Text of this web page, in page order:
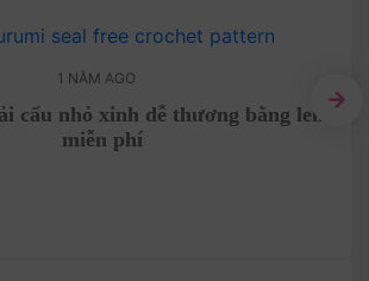
1 NĂM AGO
cẩu nhỏ xinh dễ thương bằng len
miễn phí